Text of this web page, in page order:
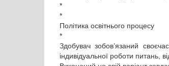
*
*
Політика освітнього процесу
*
Здобувач зобов’язаний
індивідуальної роботи питань,